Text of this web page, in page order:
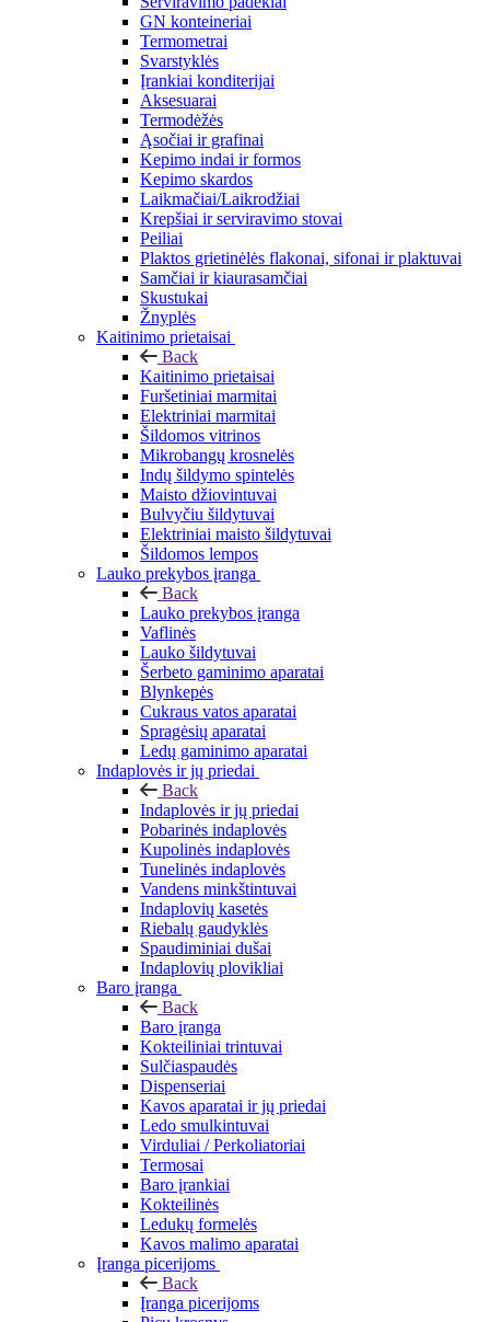
GN konteineriai
Termometrai
Svarstyklės
Įrankiai konditerijai
Aksesuarai
Termodėžės
Ąsočiai ir grafinai
Kepimo indai ir formos
Kepimo skardos
Laikmačiai/Laikrodžiai
Krepšiai ir serviravimo stovai
Peiliai
Plaktos grietinėlės flakonai, sifonai ir plaktuvai
Samčiai ir kiaurasamčiai
Skustukai
Žnyplės
Kaitinimo prietaisai
Back
Kaitinimo prietaisai
Furšetiniai marmitai
Elektriniai marmitai
Šildomos vitrinos
Mikrobangų krosnelės
Indų šildymo spintelės
Maisto džiovintuvai
Bulvyčiu šildytuvai
Elektriniai maisto šildytuvai
Šildomos lempos
Lauko prekybos įranga
Back
Lauko prekybos įranga
Vaflinės
Lauko šildytuvai
Šerbeto gaminimo aparatai
Blynkepės
Cukraus vatos aparatai
Spragėsių aparatai
Ledų gaminimo aparatai
Indaplovės ir jų priedai
Back
Indaplovės ir jų priedai
Pobarinės indaplovės
Kupolinės indaplovės
Tunelinės indaplovės
Vandens minkštintuvai
Indaplovių kasetės
Riebalų gaudyklės
Spaudiminiai dušai
Indaplovių plovikliai
Baro įranga
Back
Baro įranga
Kokteiliniai trintuvai
Sulčiaspaudės
Dispenseriai
Kavos aparatai ir jų priedai
Ledo smulkintuvai
Virduliai / Perkoliatoriai
Termosai
Baro įrankiai
Kokteilinės
Ledukų formelės
Kavos malimo aparatai
Įranga picerijoms
Back
Įranga picerijoms